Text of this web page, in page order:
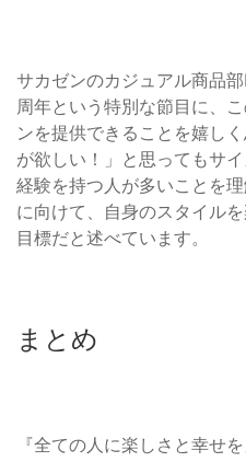
サカゼンのカジュアル商品
周年という特別な節目に、
ンを提供できることを嬉し
が欲しい！」と思ってもサ
経験を持つ人が多いことを
に向けて、自身のスタイル
目標だと述べています。
まとめ
『全ての人に楽しさと幸せ